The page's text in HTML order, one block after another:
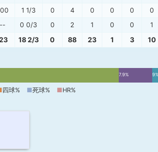
1 1/3 0 4 0 0 0 0
0 0/3 0 2 1 0 0 1
18 2/3 0 88 23 1 3 10
7.9% 9%
四球% ■死球% ■HR%